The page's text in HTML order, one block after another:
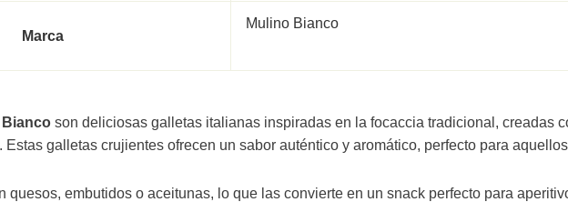
Marca
Mulino Bianco
Bianco son deliciosas galletas italianas inspiradas en la focaccia tradicional, creadas
Estas galletas crujientes ofrecen un sabor auténtico y aromático, perfecto para
quesos, embutidos o aceitunas, lo que las convierte en un snack perfecto para